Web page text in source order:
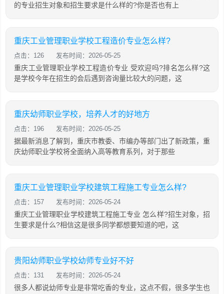
的专业招生对象和招生要求是什么样的?你是否也有上
重庆工业管理职业学校工程造价专业怎么样?
点击：126 发布时间：2026-05-25
重庆工业管理职业学校工程造价专业 受欢迎吗?排名怎么样?这
是学校今年在招生的会后遇到咨询量比较大的问题，这
重庆幼师职业学校，培养人才的好地方
点击：196 发布时间：2026-05-25
据最新消息了解到，重庆市教委、市编办等部门出了新政策，重
庆幼师职业学校将全面纳入高等教育系列，对于那些
重庆工业管理职业学校建筑工程施工专业怎么样?
点击：157 发布时间：2026-05-24
重庆工业管理职业学校建筑工程施工专业 怎么样?招生对象，招
生要求是什么?相信这是很多同学都想要知道的吧，这
贵阳幼师职业学校幼师专业好不好
点击：131 发布时间：2026-05-24
很多人都说幼师专业是非常吃香的专业，这点不假，很多学生也